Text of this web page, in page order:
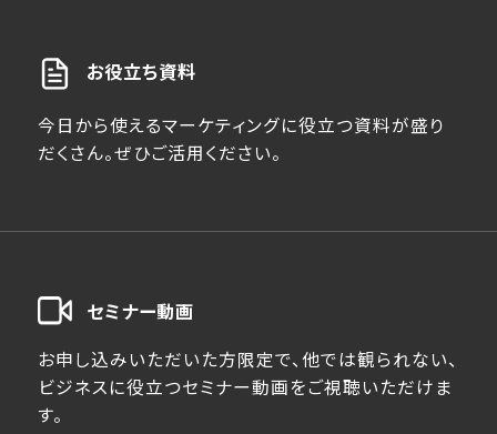
お役立ち資料
今日から使えるマーケティングに役立つ資料が盛り
だくさん。ぜひご活用ください。
セミナー動画
お申し込みいただいた方限定で、他では観られない、
ビジネスに役立つセミナー動画をご視聴いただけま
す。